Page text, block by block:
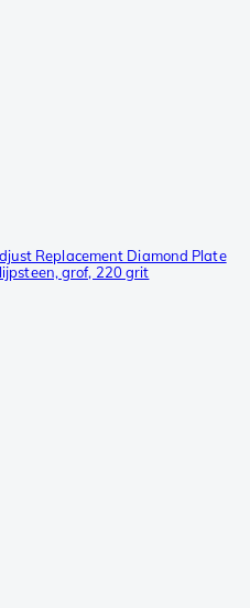
Replacement Diamond Plate
grof, 220 grit